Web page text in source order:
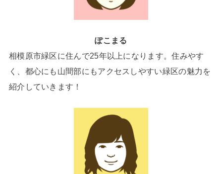
ぽこまる
相模原市緑区に住んで25年以上になります。住みやす
く、都心にも山間部にもアクセスしやすい緑区の魅力を
紹介していきます！